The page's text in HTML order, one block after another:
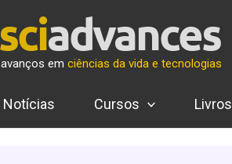
avanços em ciências da vida e tecnologias
Notícias Cursos Livros